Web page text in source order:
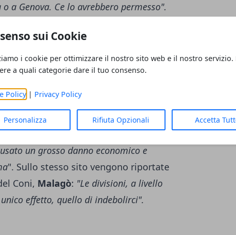
sui Cookie
i cookie per ottimizzare il nostro sito web e il nostro servizio.
a quali categorie dare il tuo consenso.
Policy| Privacy Policy
Personalizza Rifiuta Opzionali Accetta
a Genova. Ce lo avrebbero permesso".
sono state soltanto attuate le norme
rilevanza nel nostro paese,
responsabilità al
Romadailynews.it
ugualmente preso di mira la regione
la giunta ha utilizzato il suo solito
un grosso danno economico e
". Sullo stesso sito vengono riportate
Coni, Malagò: "Le divisioni, a livello
effetto, quello di indebolirci".